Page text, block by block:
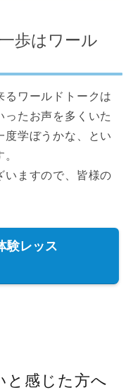
歩はワール
るワールドトークは
ったお声を多くいた
度学ぼうかな、とい
いますので、皆様の
験レッス
と感じた方へ